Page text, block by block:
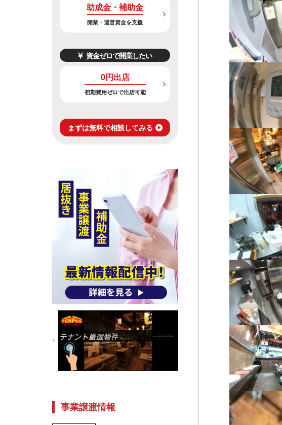
助成金・補助金
開業・運営資金を支援
資金ゼロで開業したい
0円出店
初期費用ゼロで出店可能
まずは無料で相談してみる
事業譲渡情報